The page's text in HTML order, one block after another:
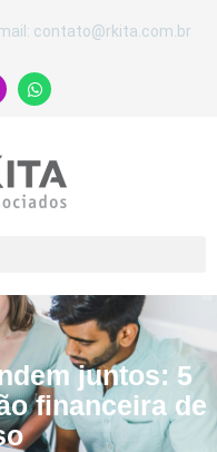
contato@rkita.com.br
juntos: 5
financeira de